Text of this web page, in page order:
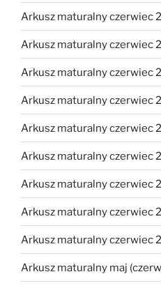
Arkusz maturalny czerwiec
Arkusz maturalny czerwiec
Arkusz maturalny czerwiec
Arkusz maturalny czerwiec
Arkusz maturalny czerwiec
Arkusz maturalny czerwiec
Arkusz maturalny czerwiec
Arkusz maturalny czerwiec
Arkusz maturalny czerwiec
Arkusz maturalny maj